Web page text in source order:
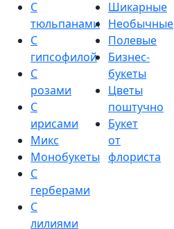
С
тюльпанами
С
гипсофилой
С
розами
С
ирисами
Микс
Монобукеты
С
герберами
С
лилиями
Шикарные
Необычные
Полевые
Бизнес-
букеты
Цветы
поштучно
Букет
от
флориста